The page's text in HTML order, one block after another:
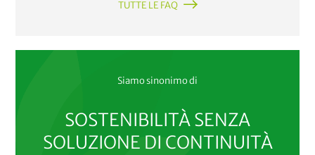
TUTTE LE FAQ
Siamo sinonimo di
SOSTENIBILITÀ SENZA
SOLUZIONE DI CONTINUITÀ